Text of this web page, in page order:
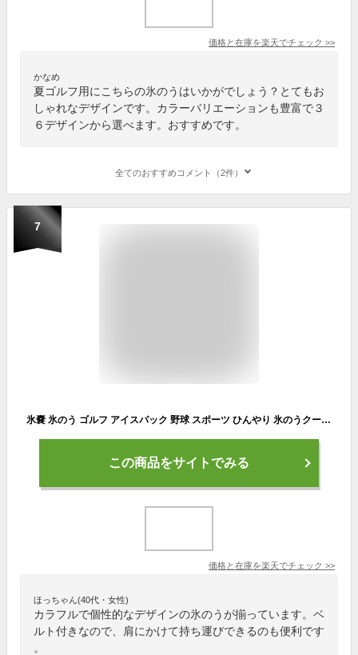
価格と在庫を楽天でチェック >>
かなめ
夏ゴルフ用にこちらの氷のうはいかがでしょう？とてもお
しゃれなデザインです。カラーバリエーションも豊富で３
６デザインから選べます。おすすめです。
全てのおすすめコメント（2件）
7
氷嚢 氷のう ゴルフ アイスパック 野球 スポーツ ひんやり 氷のうクール 冷却 結露防止加工 T-IBSシリーズ アイスパック 大口径75mm 紐付き
この商品をサイトでみる
価格と在庫を楽天でチェック >>
ほっちゃん(40代・女性)
カラフルで個性的なデザインの氷のうが揃っています。ベ
ルト付きなので、肩にかけて持ち運びできるのも便利です
。